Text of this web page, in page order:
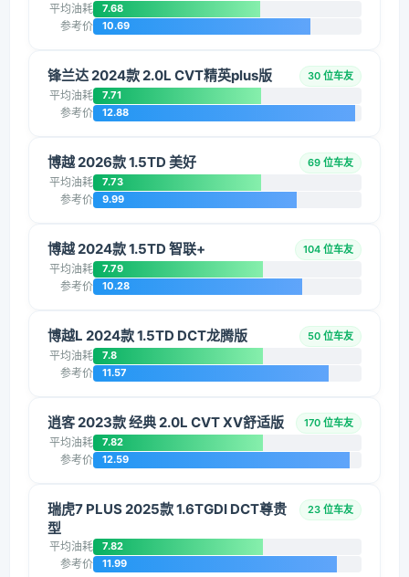
平均油耗 7.68
参考价 10.69
锋兰达 2024款 2.0L CVT精英plus版 30 位车友
平均油耗 7.71
参考价 12.88
博越 2026款 1.5TD 美好 69 位车友
平均油耗 7.73
参考价 9.99
博越 2024款 1.5TD 智联+ 104 位车友
平均油耗 7.79
参考价 10.28
博越L 2024款 1.5TD DCT龙腾版 50 位车友
平均油耗 7.8
参考价 11.57
逍客 2023款 经典 2.0L CVT XV舒适版 170 位车友
平均油耗 7.82
参考价 12.59
瑞虎7 PLUS 2025款 1.6TGDI DCT尊贵
型
23 位车友
平均油耗 7.82
参考价 11.99